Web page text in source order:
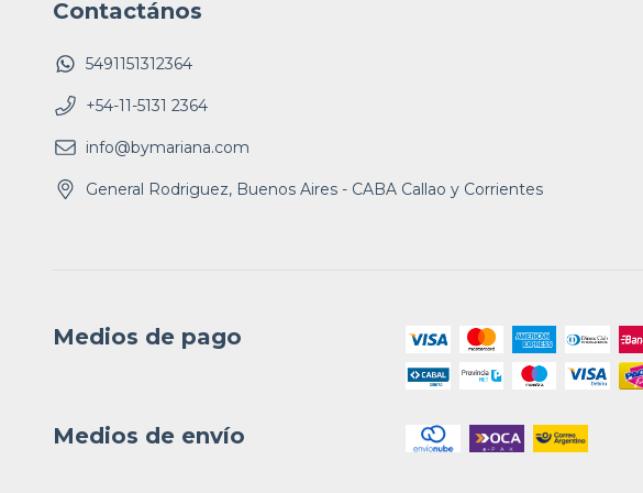
Contactános
5491151312364
+54-11-5131 2364
info@bymariana.com
General Rodriguez, Buenos Aires - CABA Callao y Corrientes
Medios de pago
Medios de envío